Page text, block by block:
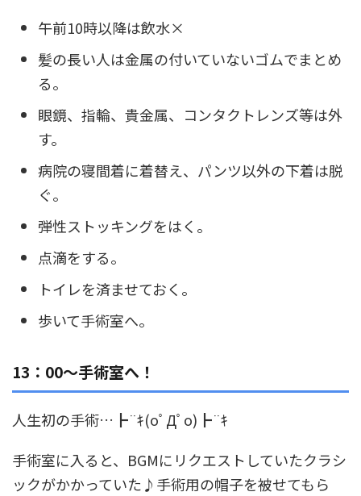
午前10時以降は飲水×
髪の長い人は金属の付いていないゴムでまとめ
る。
眼鏡、指輪、貴金属、コンタクトレンズ等は外
す。
病院の寝間着に着替え、パンツ以外の下着は脱
ぐ。
弾性ストッキングをはく。
点滴をする。
トイレを済ませておく。
歩いて手術室へ。
13：00～手術室へ！
人生初の手術…┣¨ｷ(oﾟДﾟo)┣¨ｷ
手術室に入ると、BGMにリクエストしていたクラシ
ックがかかっていた♪手術用の帽子を被せてもら